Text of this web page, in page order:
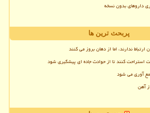
داروهای بدون نسخه
پربحث ترین ها
ارتباط ندارند، اما از دهان بروز می کنند
استراحت کنند تا از حوادث جاده ای پیشگیری شود
آوری می شود
آهن